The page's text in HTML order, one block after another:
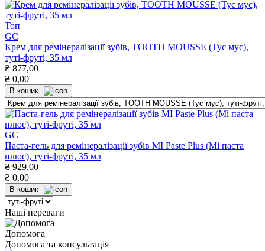
Топ
GC
Крем для ремінералізації зубів, TOOTH MOUSSE (Тус мус),
туті-фруті, 35 мл
₴ 877,00
₴ 0,00
В кошик
GC
Паста-гель для ремінералізації зубів MI Paste Plus (Мі паста
плюс), туті-фруті, 35 мл
₴ 929,00
₴ 0,00
В кошик
Наші переваги
Допомога
Допомога та консультація